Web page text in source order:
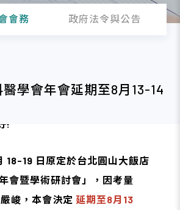
會務 政府法令與公告
醫學會年會延期至8月13-14
!
18-19 日原定於台北圓山大飯店
會暨學術研討會」，因考量
峻，本會決定 延期至8月13